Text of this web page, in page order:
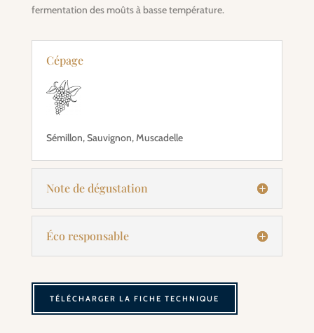
fermentation des moûts à basse température.
Cépage
Sémillon, Sauvignon, Muscadelle
Note de dégustation
Éco responsable
TÉLÉCHARGER LA FICHE TECHNIQUE